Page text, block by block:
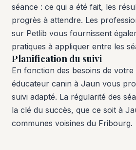
séance : ce qui a été fait, les
progrès à attendre. Les
sur Petlib vous fournissent
pratiques à appliquer entre les
Planification du suivi
En fonction des besoins de
éducateur canin à Jaun vous
suivi adapté. La régularité des
la clé du succès, que ce soit à
communes voisines du Fribourg.